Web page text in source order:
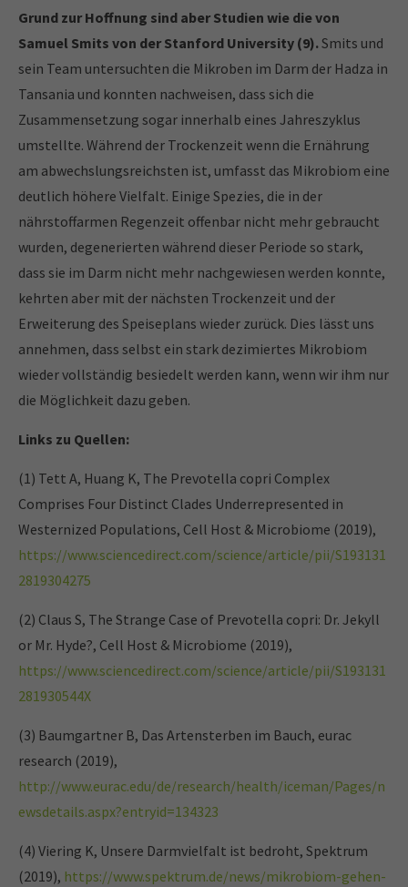
Grund zur Hoffnung sind aber Studien wie die von
Samuel Smits von der Stanford University (9).Smits und
sein Team untersuchten die Mikroben im Darm der Hadza in
Tansania und konnten nachweisen, dass sich die
Zusammensetzung sogar innerhalb eines Jahreszyklus
umstellte. Während der Trockenzeit wenn die Ernährung
am abwechslungsreichsten ist, umfasst das Mikrobiom eine
deutlich höhere Vielfalt. Einige Spezies, die in der
nährstoffarmen Regenzeit offenbar nicht mehr gebraucht
wurden, degenerierten während dieser Periode so stark,
dass sie im Darm nicht mehr nachgewiesen werden konnte,
kehrten aber mit der nächsten Trockenzeit und der
Erweiterung des Speiseplans wieder zurück. Dies lässt uns
annehmen, dass selbst ein stark dezimiertes Mikrobiom
wieder vollständig besiedelt werden kann, wenn wir ihm nur
die Möglichkeit dazu geben.
Links zu Quellen:
(1) Tett A, Huang K, The Prevotella copri Complex
Comprises Four Distinct Clades Underrepresented in
Westernized Populations, Cell Host & Microbiome (2019),
https://www.sciencedirect.com/science/article/pii/S193131
2819304275
(2) Claus S, The Strange Case of Prevotella copri: Dr. Jekyll
or Mr. Hyde?, Cell Host & Microbiome (2019),
https://www.sciencedirect.com/science/article/pii/S193131
281930544X
(3) Baumgartner B, Das Artensterben im Bauch, eurac
research (2019),
http://www.eurac.edu/de/research/health/iceman/Pages/n
ewsdetails.aspx?entryid=134323
(4) Viering K, Unsere Darmvielfalt ist bedroht, Spektrum
(2019), https://www.spektrum.de/news/mikrobiom-gehen-